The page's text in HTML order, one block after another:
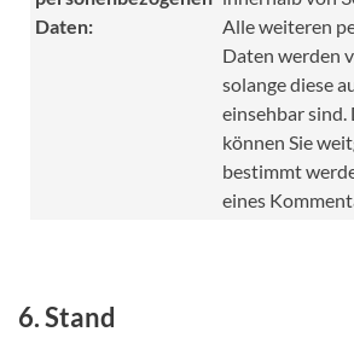
Daten:
Alle weiteren
Daten werden
solange diese
einsehbar
können Sie
bestimmt
eines
6. Stand